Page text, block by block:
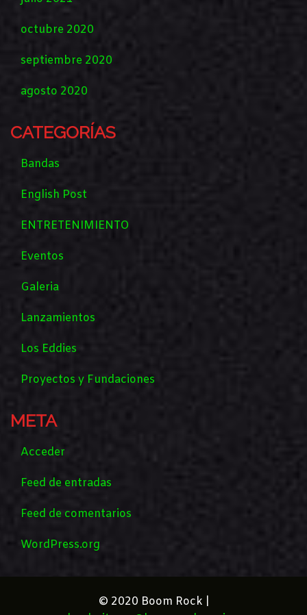
octubre 2020
septiembre 2020
agosto 2020
CATEGORÍAS
Bandas
English Post
ENTRETENIMIENTO
Eventos
Galeria
Lanzamientos
Los Eddies
Proyectos y Fundaciones
META
Acceder
Feed de entradas
Feed de comentarios
WordPress.org
© 2020 Boom Rock |